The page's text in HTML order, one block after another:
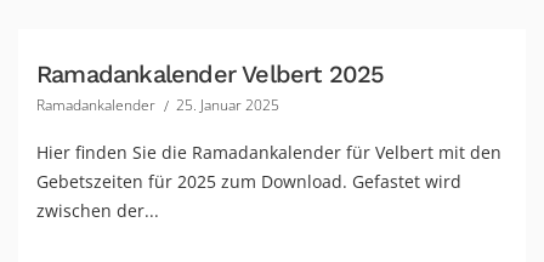
Ramadankalender Velbert 2025
Ramadankalender 25. Januar 2025
Hier finden Sie die Ramadankalender für Velbert mit den
Gebetszeiten für 2025 zum Download. Gefastet wird
zwischen der...